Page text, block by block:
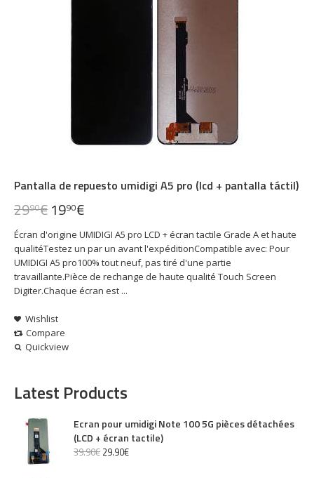
Pantalla de repuesto umidigi A5 pro (lcd + pantalla táctil)
Écran d'origine UMIDIGI A5 pro LCD + écran tactile Grade A et haute
qualitéTestez un par un avant l'expéditionCompatible avec: Pour
UMIDIGI A5 pro100% tout neuf, pas tiré d'une partie
travaillante.Pièce de rechange de haute qualité Touch Screen
Digiter.Chaque écran est ...
2990€1990€
Wishlist
Compare
Quickview
Latest Products
Ecran pour umidigi Note 100 5G pièces détachées
(LCD + écran tactile)
39.90€ 29.90€